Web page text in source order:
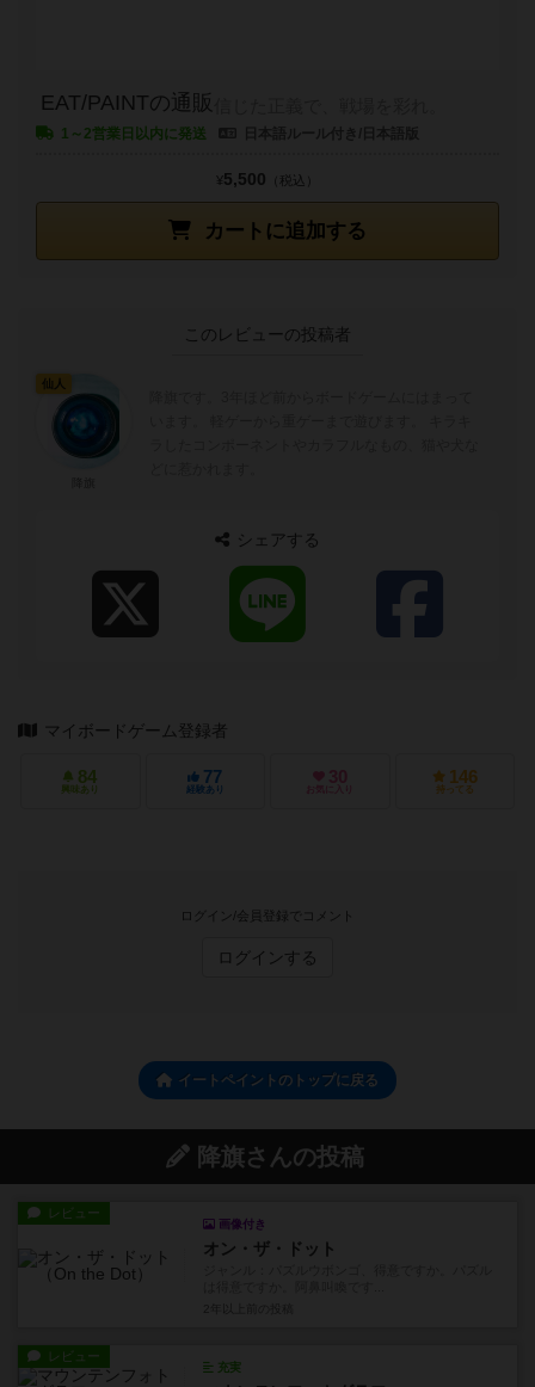
EAT/PAINTの通販
1～2営業日以内に発送
カートに追加する
¥5,500 （税込）
このレビューの投稿者
仙人
シェアする
マイボードゲーム登録者
84
興味あり
77
経験あり
30
お気に入り
146
持ってる
ログイン/会員登録でコメント
ログインする
イートペイントのトップに戻る
降旗さんの投稿
レビュー
画像付き
オン・ザ・ドット
レビュー
充実